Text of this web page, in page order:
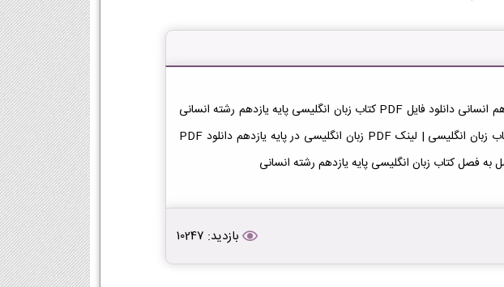
دانلود کتاب زبان انگلیسی یازدهم انسانی دانلود فایل PDF کتاب زبان انگلیسی پایه یازدهم رشته انسانی
[دانلود PDF] | لینک دانلود کتاب زبان انگلیسی | لینک PDF زبان انگلیسی در پایه یازدهم دانلود PDF
به فصل کتاب زبان انگلیسی پایه یازدهم رشته انسانی
بازدید: 10247